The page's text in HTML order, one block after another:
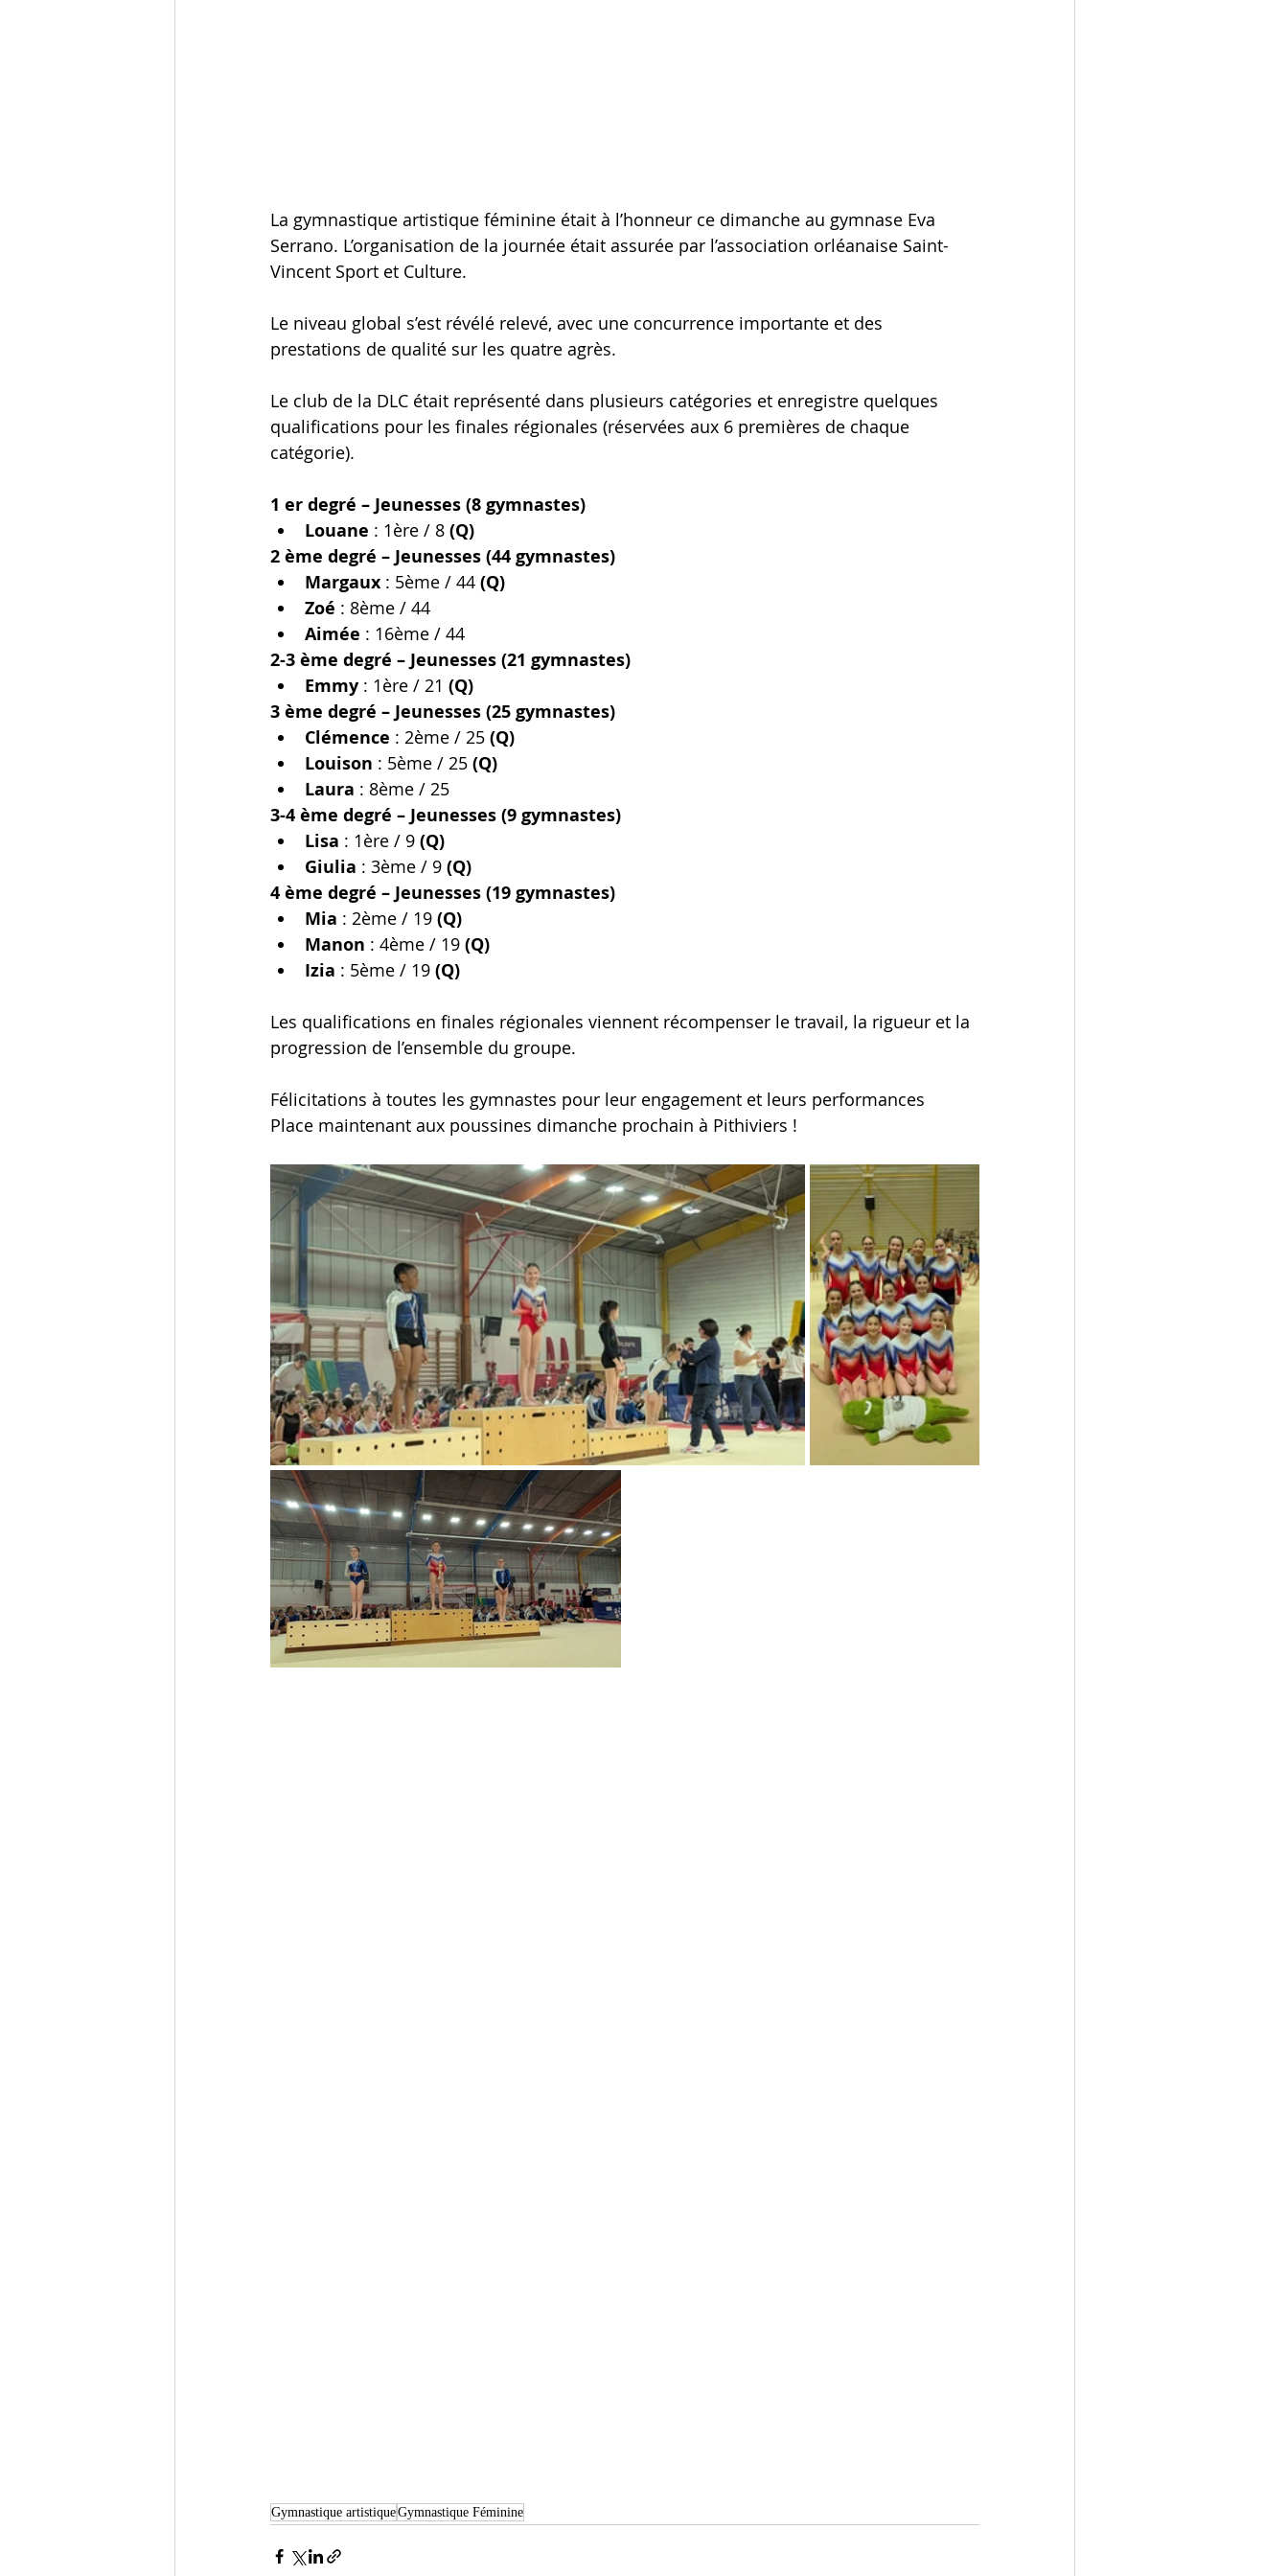
La gymnastique artistique féminine était à l’honneur ce dimanche au gymnase Eva
Serrano. L’organisation de la journée était assurée par l’association orléanaise Saint-
Vincent Sport et Culture.
Le niveau global s’est révélé relevé, avec une concurrence importante et des
prestations de qualité sur les quatre agrès.
Le club de la DLC était représenté dans plusieurs catégories et enregistre quelques
qualifications pour les finales régionales (réservées aux 6 premières de chaque
catégorie).
1 er degré – Jeunesses (8 gymnastes)
Louane : 1ère / 8 (Q)
2 ème degré – Jeunesses (44 gymnastes)
Margaux : 5ème / 44 (Q)
Zoé : 8ème / 44
Aimée : 16ème / 44
2-3 ème degré – Jeunesses (21 gymnastes)
Emmy : 1ère / 21 (Q)
3 ème degré – Jeunesses (25 gymnastes)
Clémence : 2ème / 25 (Q)
Louison : 5ème / 25 (Q)
Laura : 8ème / 25
3-4 ème degré – Jeunesses (9 gymnastes)
Lisa : 1ère / 9 (Q)
Giulia : 3ème / 9 (Q)
4 ème degré – Jeunesses (19 gymnastes)
Mia : 2ème / 19 (Q)
Manon : 4ème / 19 (Q)
Izia : 5ème / 19 (Q)
Les qualifications en finales régionales viennent récompenser le travail, la rigueur et la
progression de l’ensemble du groupe.
Félicitations à toutes les gymnastes pour leur engagement et leurs performances
Place maintenant aux poussines dimanche prochain à Pithiviers !
Gymnastique artistiqueGymnastique Féminine